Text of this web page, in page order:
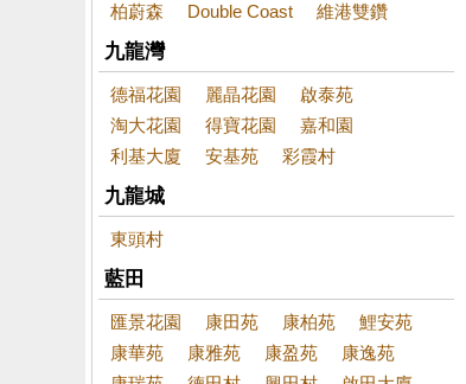
柏蔚森
Double Coast 維港雙鑽
九龍灣
德福花園 麗晶花園
啟泰苑
淘大花園
得寶花園
嘉和園
利基大廈
安基苑 彩霞村
九龍城
東頭村
藍田
匯景花園 康田苑 康柏苑
鯉安苑
康華苑
康雅苑 康盈苑
康逸苑